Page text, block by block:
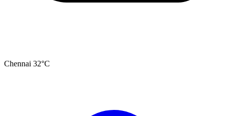
Chennai 32°C